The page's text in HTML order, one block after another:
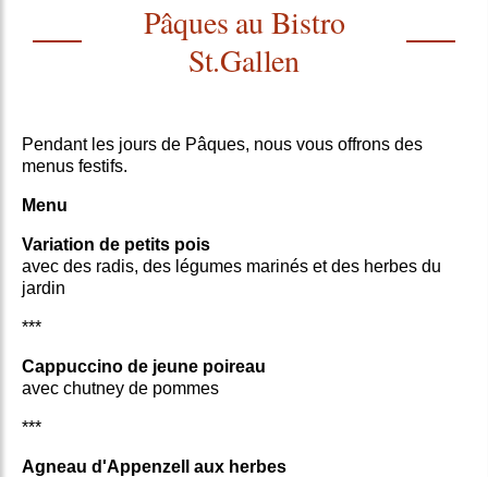
Pâques au Bistro
St.Gallen
Pendant les jours de Pâques, nous vous offrons des
menus festifs.
Menu
Variation de petits pois
avec des radis, des légumes marinés et des herbes du
jardin
***
Cappuccino de jeune poireau
avec chutney de pommes
***
Agneau d'Appenzell aux herbes